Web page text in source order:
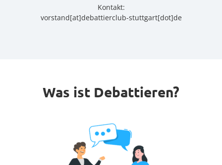
Kontakt:
vorstand[at]debattierclub-stuttgart[dot]de
Was ist Debattieren?